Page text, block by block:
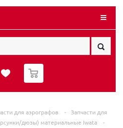
0
для аэрографов -
Запчасти для
дюзы) материальные Iwata
-